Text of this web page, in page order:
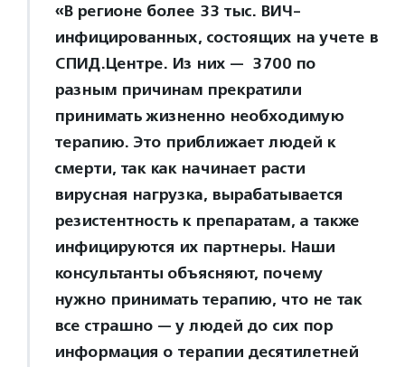
«В регионе более 33 тыс. ВИЧ-
инфицированных, состоящих на учете в
СПИД.Центре. Из них — 3700 по
разным причинам прекратили
принимать жизненно необходимую
терапию. Это приближает людей к
смерти, так как начинает расти
вирусная нагрузка, вырабатывается
резистентность к препаратам, а также
инфицируются их партнеры. Наши
консультанты объясняют, почему
нужно принимать терапию, что не так
все страшно — у людей до сих пор
информация о терапии десятилетней